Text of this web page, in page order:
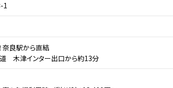
1
奈良駅から直結
木津インター出口から約13分